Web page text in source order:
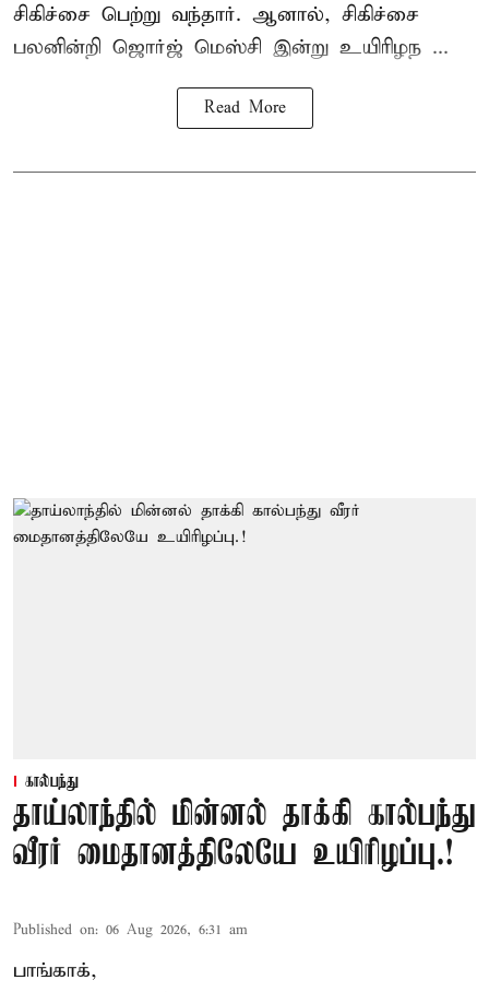
சிகிச்சை பெற்று வந்தார். ஆனால், சிகிச்சை
பலனின்றி ஜொர்ஜ் மெஸ்சி இன்று உயிரிழந ...
Read More
கால்பந்து
தாய்லாந்தில் மின்னல் தாக்கி கால்பந்து
வீரர் மைதானத்திலேயே உயிரிழப்பு.!
Published on: 06 Aug 2026, 6:31 am
பாங்காக்,